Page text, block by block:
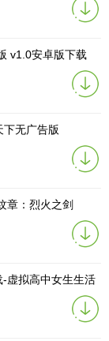
v1.0安卓版下载
无广告版
章：烈火之剑
虚拟高中女生生活